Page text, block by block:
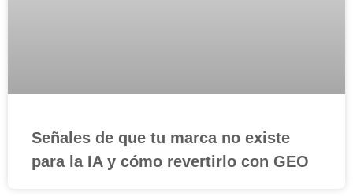
Señales de que tu marca no existe
para la IA y cómo revertirlo con GEO